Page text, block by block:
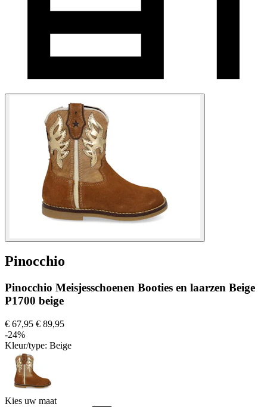
Pinocchio
Pinocchio Meisjesschoenen Booties en laarzen Beige
P1700 beige
€ 67,95 € 89,95
-24%
Kleur/type: Beige
Kies uw maat